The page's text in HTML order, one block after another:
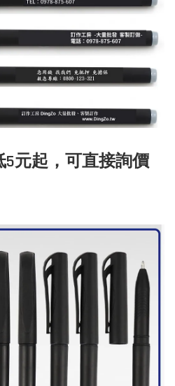
元起，可直接詢價